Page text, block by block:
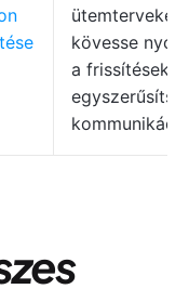
ütemterveket,
kövesse
a frissítéseket,
egyszerűsítse